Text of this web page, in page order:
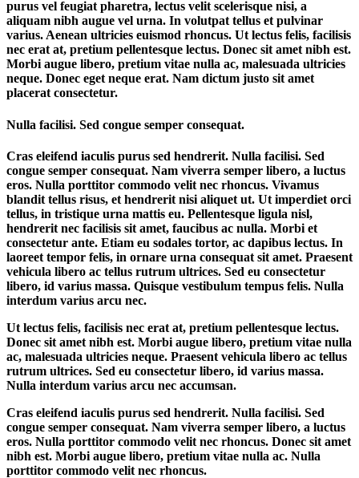
purus vel feugiat pharetra, lectus velit scelerisque nisi, a
aliquam nibh augue vel urna. In volutpat tellus et pulvinar
varius. Aenean ultricies euismod rhoncus. Ut lectus felis, facilisis
nec erat at, pretium pellentesque lectus. Donec sit amet nibh est.
Morbi augue libero, pretium vitae nulla ac, malesuada ultricies
neque. Donec eget neque erat. Nam dictum justo sit amet
placerat consectetur.
Nulla facilisi. Sed congue semper consequat.
Cras eleifend iaculis purus sed hendrerit. Nulla facilisi. Sed
congue semper consequat. Nam viverra semper libero, a luctus
eros. Nulla porttitor commodo velit nec rhoncus. Vivamus
blandit tellus risus, et hendrerit nisi aliquet ut. Ut imperdiet orci
tellus, in tristique urna mattis eu. Pellentesque ligula nisl,
hendrerit nec facilisis sit amet, faucibus ac nulla. Morbi et
consectetur ante. Etiam eu sodales tortor, ac dapibus lectus. In
laoreet tempor felis, in ornare urna consequat sit amet. Praesent
vehicula libero ac tellus rutrum ultrices. Sed eu consectetur
libero, id varius massa. Quisque vestibulum tempus felis. Nulla
interdum varius arcu nec.
Ut lectus felis, facilisis nec erat at, pretium pellentesque lectus.
Donec sit amet nibh est. Morbi augue libero, pretium vitae nulla
ac, malesuada ultricies neque. Praesent vehicula libero ac tellus
rutrum ultrices. Sed eu consectetur libero, id varius massa.
Nulla interdum varius arcu nec accumsan.
Cras eleifend iaculis purus sed hendrerit. Nulla facilisi. Sed
congue semper consequat. Nam viverra semper libero, a luctus
eros. Nulla porttitor commodo velit nec rhoncus. Donec sit amet
nibh est. Morbi augue libero, pretium vitae nulla ac. Nulla
porttitor commodo velit nec rhoncus.